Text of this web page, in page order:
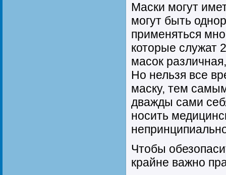
Маски могут
могут быть
применяться
которые служат
масок
Но нельзя все
маску, тем
дважды сами
носить
Чтобы
крайне важно